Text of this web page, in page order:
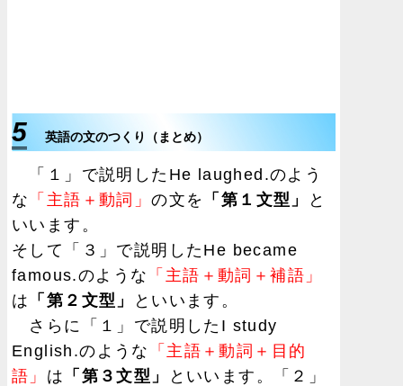
5 英語の文のつくり（まとめ）
「１」で説明したHe laughed.のよう
な 「主語＋動詞」の文を 「第１文型」
と
いいます。
そして「３」で説明したHe became
famous.のような 「主語＋動詞＋補語」
は 「第２文型」
といいます。
さらに「１」で説明したI study
English.のような
「主語＋動詞＋目的
語」 は 「第３文型」
といいます。「２」